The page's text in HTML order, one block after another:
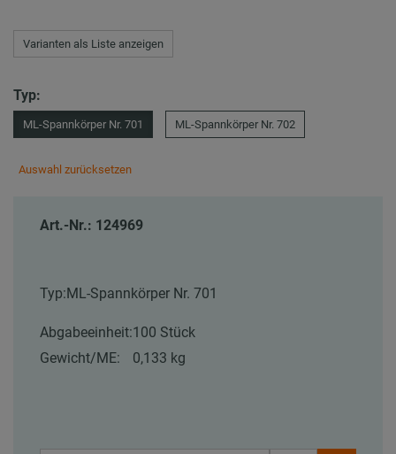
Varianten als Liste anzeigen
Typ:
ML-Spannkörper Nr. 701 ML-Spannkörper Nr. 702
Auswahl zurücksetzen
Art.-Nr.: 124969
Typ:ML-Spannkörper Nr. 701
Abgabeeinheit:100 Stück
Gewicht/ME:
0,133 kg